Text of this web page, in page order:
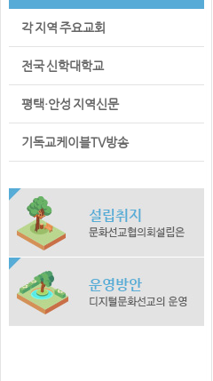
각 지역 주요교회
전국 신학대학교
평택·안성 지역신문
기독교케이블TV방송